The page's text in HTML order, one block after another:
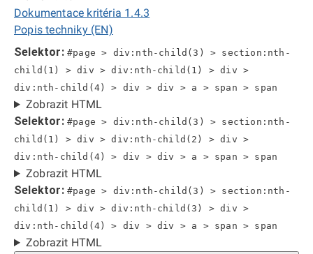
Dokumentace kritéria 1.4.3
Popis techniky (EN)
Selektor: #page > div:nth-child(3) > section:nth-
child(1) > div > div:nth-child(1) > div >
div:nth-child(4) > div > div > a > span > span
Zobrazit HTML
Selektor: #page > div:nth-child(3) > section:nth-
child(1) > div > div:nth-child(2) > div >
div:nth-child(4) > div > div > a > span > span
Zobrazit HTML
Selektor: #page > div:nth-child(3) > section:nth-
child(1) > div > div:nth-child(3) > div >
div:nth-child(4) > div > div > a > span > span
Zobrazit HTML